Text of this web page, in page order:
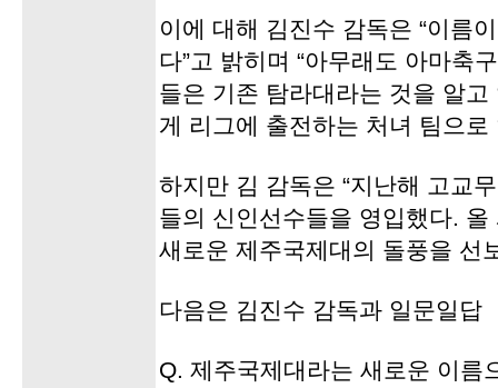
이에 대해 김진수 감독은 “이름
다”고 밝히며 “아무래도 아마축
들은 기존 탐라대라는 것을 알
게 리그에 출전하는 처녀 팀으로
하지만 김 감독은 “지난해 고교
들의 신인선수들을 영입했다.
새로운 제주국제대의 돌풍을 선
다음은 김진수 감독과 일문일답
Q. 제주국제대라는 새로운 이름